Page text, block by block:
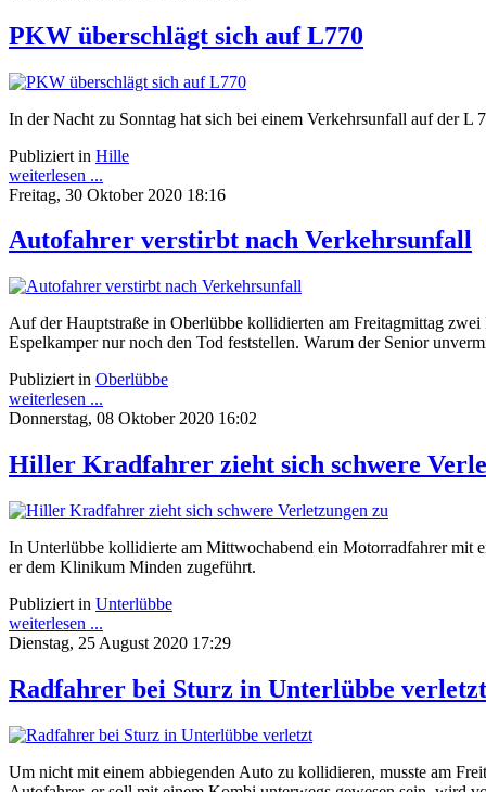
PKW überschlägt sich auf L770
In der Nacht zu Sonntag hat sich bei einem Verkehrsunfall auf der
Publiziert in Hille
weiterlesen ...
Freitag, 30 Oktober 2020 18:16
Autofahrer verstirbt nach Verkehrsunfall
Auf der Hauptstraße in Oberlübbe kollidierten am Freitagmittag
Espelkamper nur noch den Tod feststellen. Warum der Senior
Publiziert in Oberlübbe
weiterlesen ...
Donnerstag, 08 Oktober 2020 16:02
Hiller Kradfahrer zieht sich schwere
In Unterlübbe kollidierte am Mittwochabend ein Motorradfahrer mit
er dem Klinikum Minden zugeführt.
Publiziert in Unterlübbe
weiterlesen ...
Dienstag, 25 August 2020 17:29
Radfahrer bei Sturz in Unterlübbe verletzt
Um nicht mit einem abbiegenden Auto zu kollidieren, musste am